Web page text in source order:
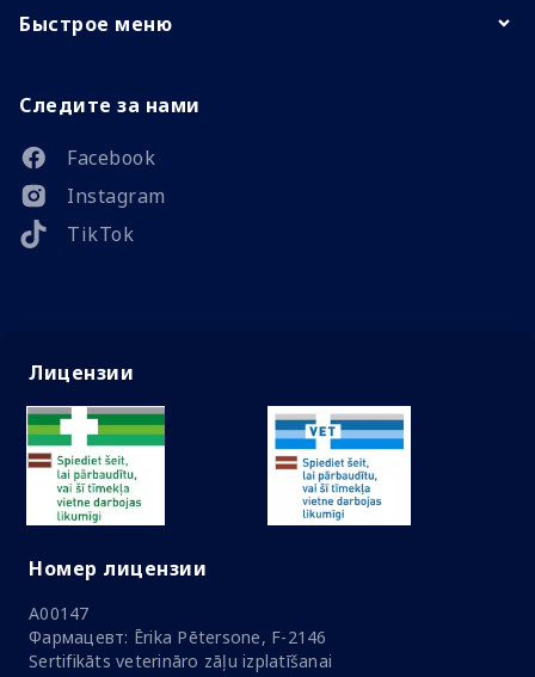
Быстрое меню
Следите за нами
Facebook
Instagram
TikTok
Лицензии
Номер лицензии
A00147
Фармацевт: Ērika Pētersone, F-2146
Sertifikāts veterināro zāļu izplatīšanai